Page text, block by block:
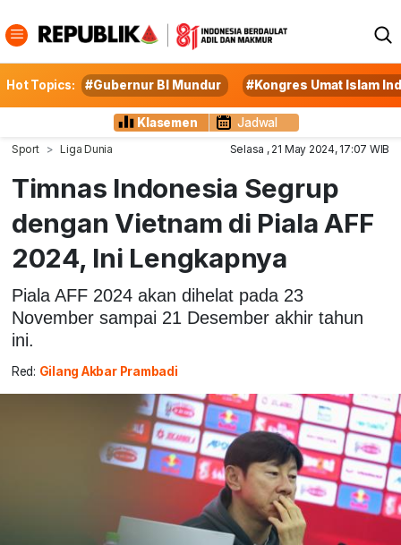
Hot Topics: #Gubernur BI Mundur #Kongres Umat Islam
Klasemen Jadwal
Sport Liga Dunia Selasa , 21 May 2024, 17:07 WIB
Timnas Indonesia Segrup
dengan Vietnam di Piala AFF
2024, Ini Lengkapnya
Piala AFF 2024 akan dihelat pada 23
November sampai 21 Desember akhir tahun
ini.
Red: Gilang Akbar Prambadi